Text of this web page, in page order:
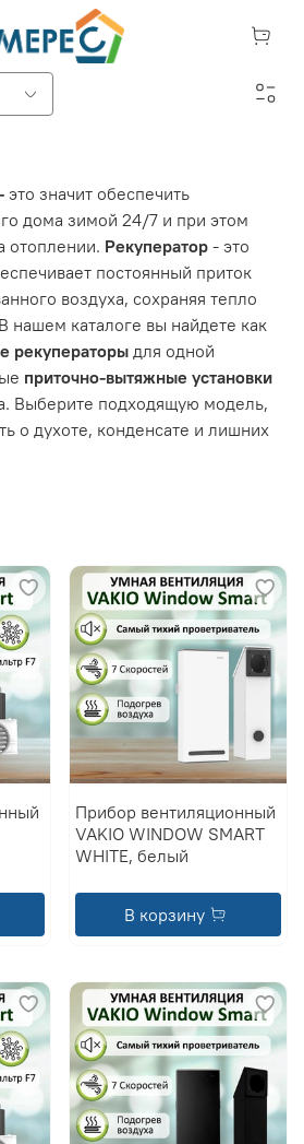
это значит обеспечить
дома зимой 24/7 и при этом
отоплении. Рекуператор - это
постоянный приток
воздуха, сохраняя тепло
нашем каталоге вы найдете как
рекуператоры для одной
приточно-вытяжные установки
Выберите подходящую модель,
о духоте, конденсате и лишних
Прибор вентиляционный
VAKIO WINDOW SMART
WHITE, белый
В корзину